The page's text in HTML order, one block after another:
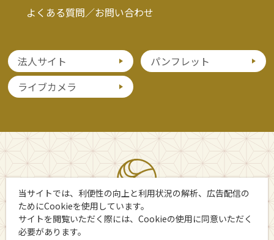
よくある質問／お問い合わせ
法人サイト
パンフレット
ライブカメラ
当サイトでは、利便性の向上と利用状況の解析、広告配信の
ためにCookieを使用しています。
サイトを閲覧いただく際には、Cookieの使用に同意いただく
必要があります。